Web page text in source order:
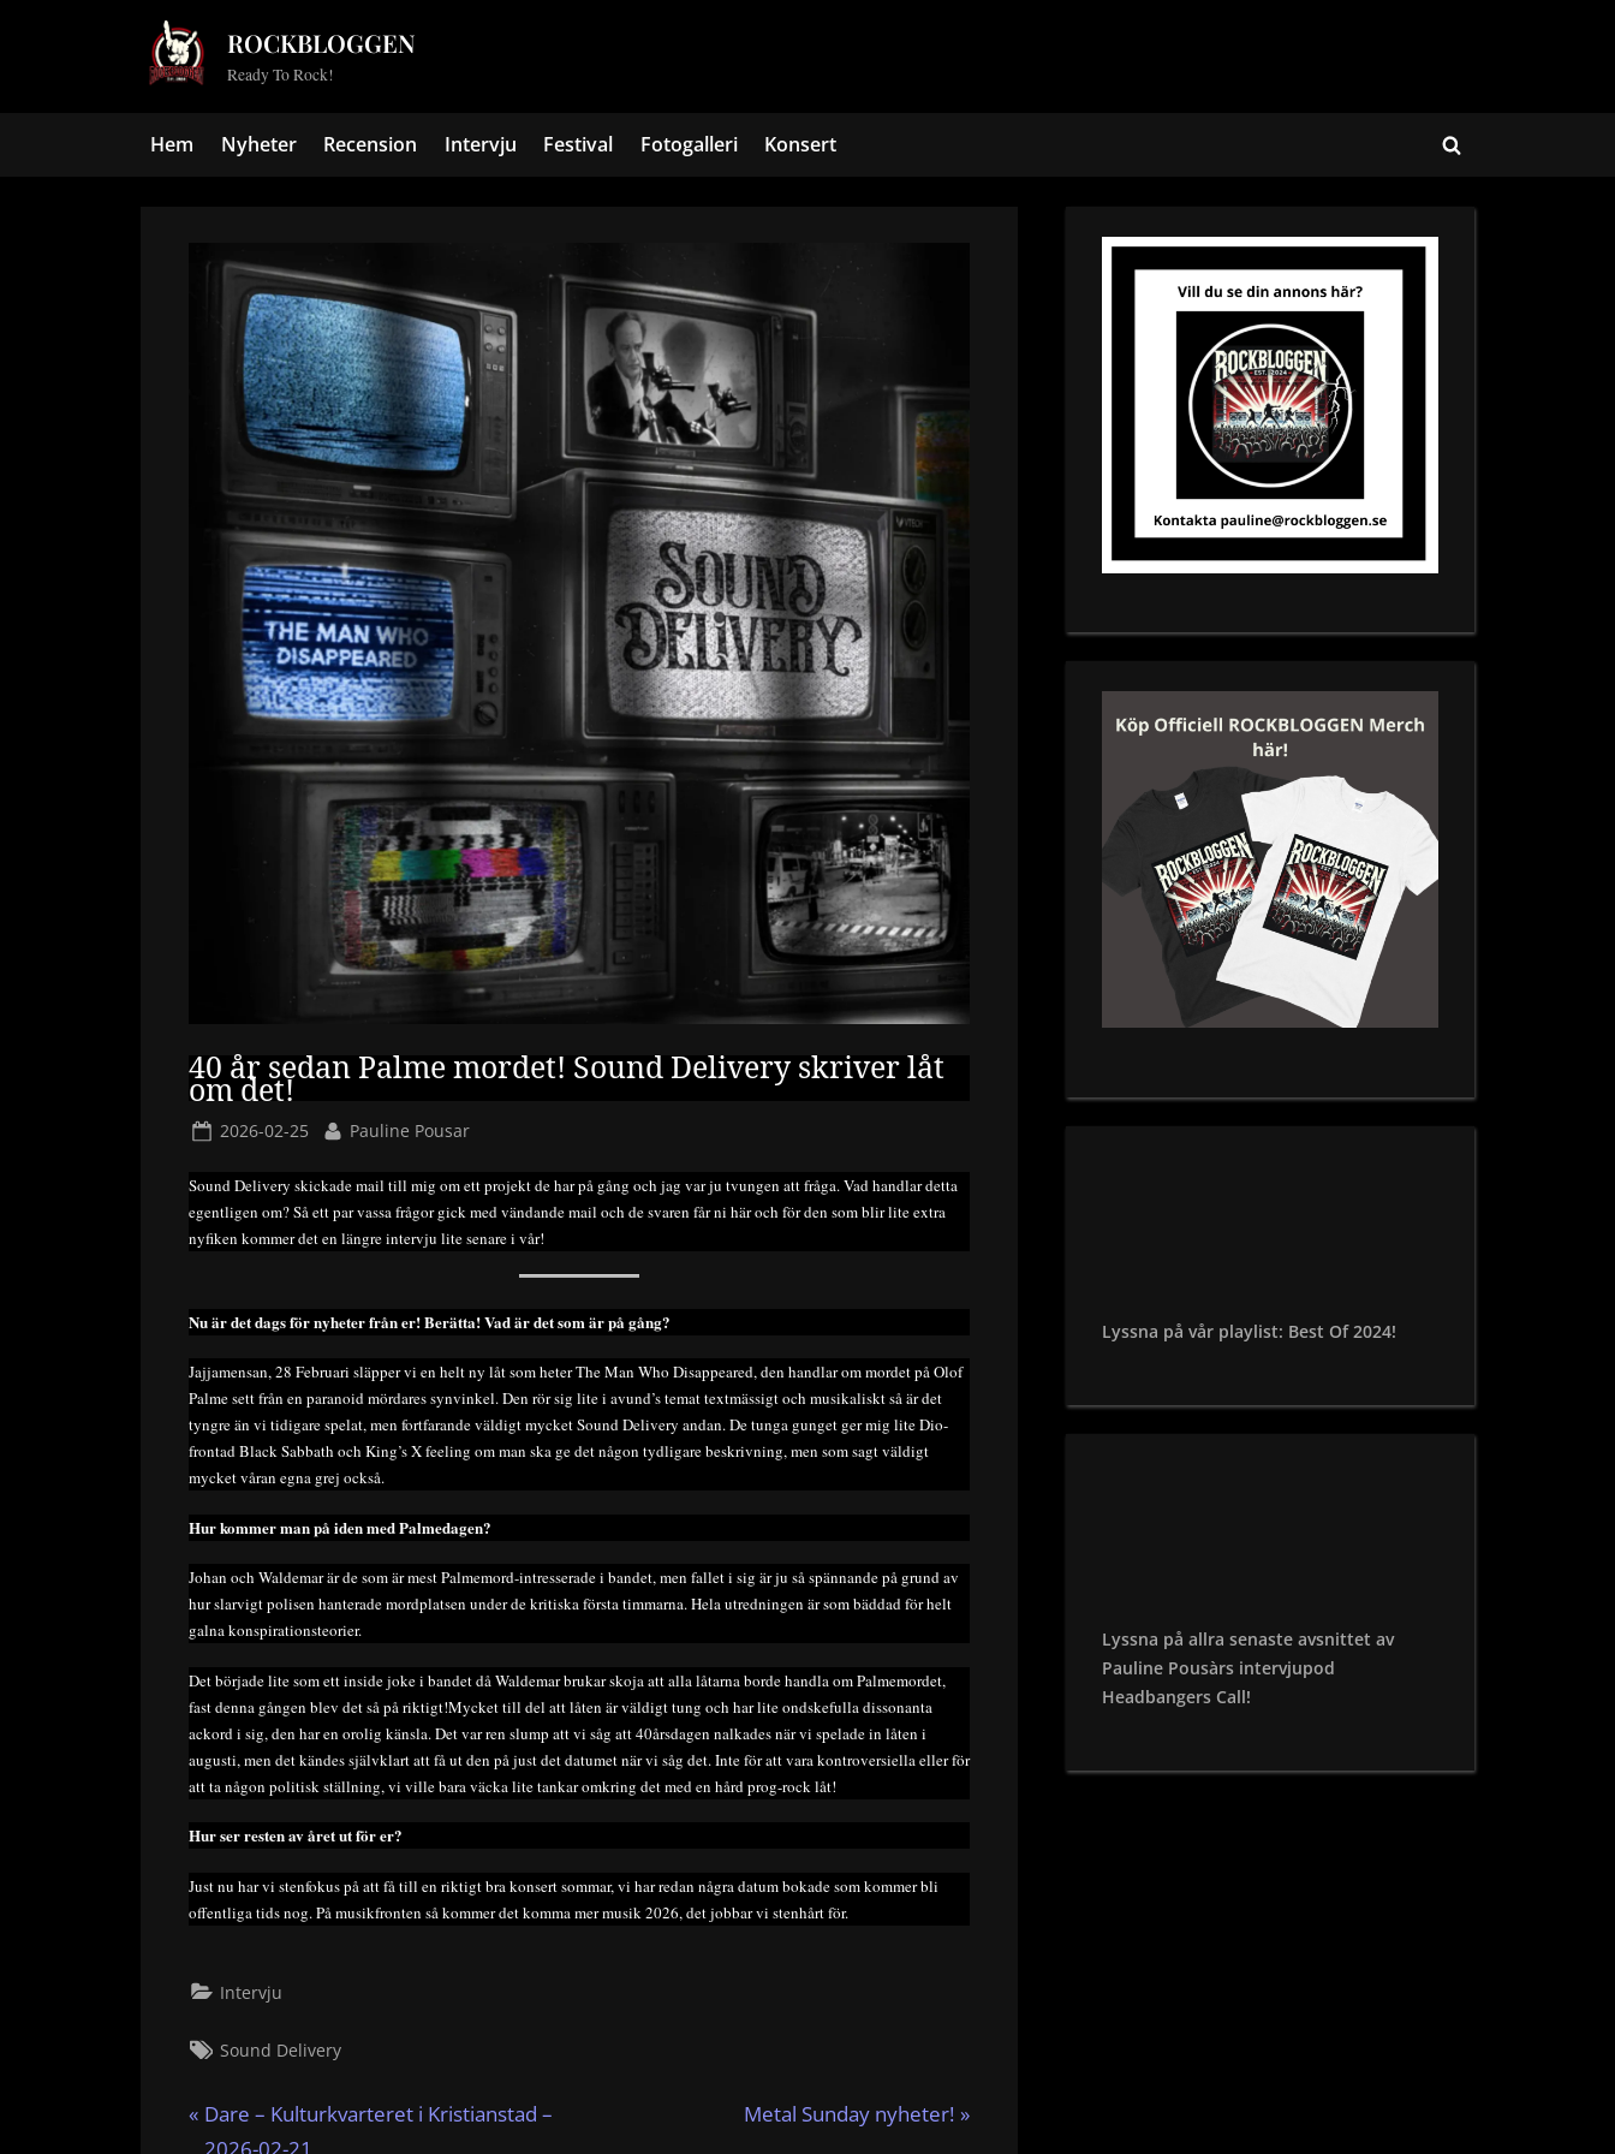
ROCKBLOGGEN
Ready To Rock!
Hem Nyheter Recension Intervju Festival Fotogalleri Konsert
Toggle
40 år sedan Palme mordet! Sound Delivery skriver låt
om det!
Posted
2026-02-25 By
Pauline Pousar
Sound Delivery skickade mail till mig om ett projekt de har på gång och jag var ju tvungen att fråga. Vad handlar detta
egentligen om? Så ett par vassa frågor gick med vändande mail och de svaren får ni här och för den som blir lite extra
nyfiken kommer det en längre intervju lite senare i vår!
Nu är det dags för nyheter från er! Berätta! Vad är det som är på gång?
Jajjamensan, 28 Februari släpper vi en helt ny låt som heter The Man Who Disappeared, den handlar om mordet på Olof
Palme sett från en paranoid mördares synvinkel. Den rör sig lite i avund’s temat textmässigt och musikaliskt så är det
tyngre än vi tidigare spelat, men fortfarande väldigt mycket Sound Delivery andan. De tunga gunget ger mig lite Dio-
frontad Black Sabbath och King’s X feeling om man ska ge det någon tydligare beskrivning, men som sagt väldigt
mycket våran egna grej också.
Hur kommer man på iden med Palmedagen?
Johan och Waldemar är de som är mest Palmemord-intresserade i bandet, men fallet i sig är ju så spännande på grund av
hur slarvigt polisen hanterade mordplatsen under de kritiska första timmarna. Hela utredningen är som bäddad för helt
galna konspirationsteorier.
Det började lite som ett inside joke i bandet då Waldemar brukar skoja att alla låtarna borde handla om Palmemordet,
fast denna gången blev det så på riktigt!Mycket till del att låten är väldigt tung och har lite ondskefulla dissonanta
ackord i sig, den har en orolig känsla. Det var ren slump att vi såg att 40årsdagen nalkades när vi spelade in låten i
augusti, men det kändes självklart att få ut den på just det datumet när vi såg det. Inte för att vara kontroversiella eller för
att ta någon politisk ställning, vi ville bara väcka lite tankar omkring det med en hård prog-rock låt!
Hur ser resten av året ut för er?
Just nu har vi stenfokus på att få till en riktigt bra konsert sommar, vi har redan några datum bokade som kommer bli
offentliga tids nog. På musikfronten så kommer det komma mer musik 2026, det jobbar vi stenhårt för.
Intervju
Tags:
Sound Delivery
P
r
Dare – Kulturkvarteret i Kristianstad –
2026-02-21
N
Metal Sunday nyheter!
Lyssna på vår playlist: Best Of 2024!
Lyssna på allra senaste avsnittet av
Pauline Pousàrs intervjupod
Headbangers Call!